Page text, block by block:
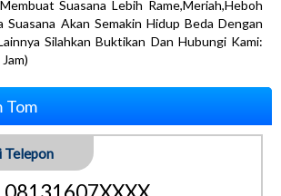
Suasana Lebih Rame,Meriah,Heboh
Suasana Akan Semakin Hidup Beda Dengan
Silahkan Buktikan Dan Hubungi Kami:
Tom
Telepon